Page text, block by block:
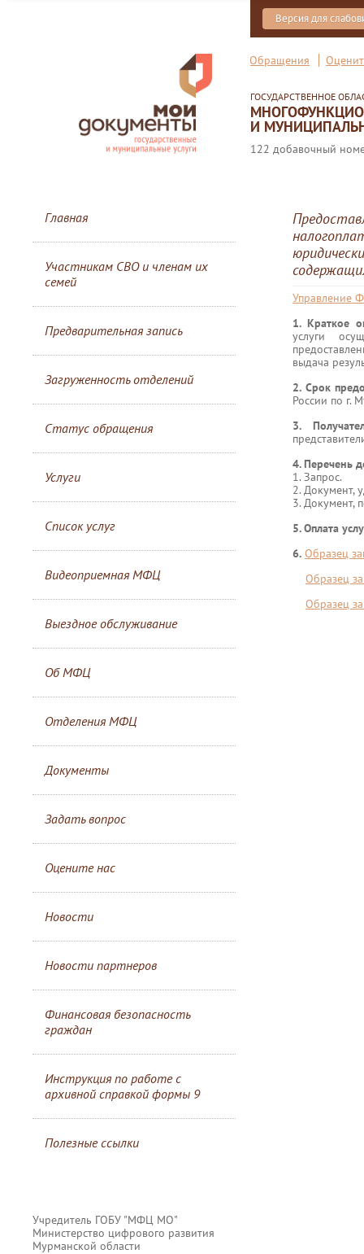
Версия для
Обращения
ГОСУДАРСТВЕННОЕ
И
122 добавочный
Главная
Участникам СВО и членам их
семей
Предварительная запись
Загруженность отделений
Статус обращения
Услуги
Список услуг
Видеоприемная МФЦ
Выездное обслуживание
Об МФЦ
Отделения МФЦ
Документы
Задать вопрос
Оцените нас
Новости
Новости партнеров
Финансовая безопасность
граждан
Инструкция по работе с
архивной справкой формы 9
Полезные ссылки
Учредитель ГОБУ "МФЦ МО"
Министерство цифрового развития
Мурманской области
Управление
1. Краткое
услуги
выдача
2. Срок
России по г.
3.
4. Перечень
1. Запрос.
2. Документ,
3. Документ,
5. Оплата
6. Образец
Образец
Образец